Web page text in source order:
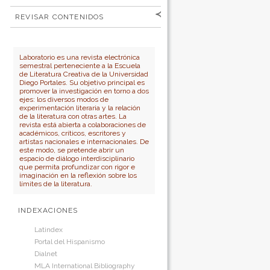
Contraseña
Para lectores/as
Para autores
REVISAR CONTENIDOS
Autor
Título
Laboratorio es una revista electrónica
semestral perteneciente a la Escuela
de Literatura Creativa de la Universidad
Diego Portales. Su objetivo principal es
promover la investigación en torno a dos
ejes: los diversos modos de
experimentación literaria y la relación
de la literatura con otras artes. La
revista está abierta a colaboraciones de
académicos, críticos, escritores y
artistas nacionales e internacionales. De
este modo, se pretende abrir un
espacio de diálogo interdisciplinario
que permita profundizar con rigor e
imaginación en la reflexión sobre los
límites de la literatura.
INDEXACIONES
Latindex
Portal del Hispanismo
Dialnet
MLA International Bibliography